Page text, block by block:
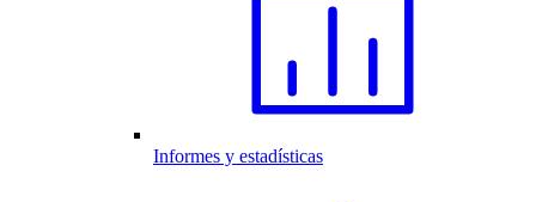
Informes y estadísticas